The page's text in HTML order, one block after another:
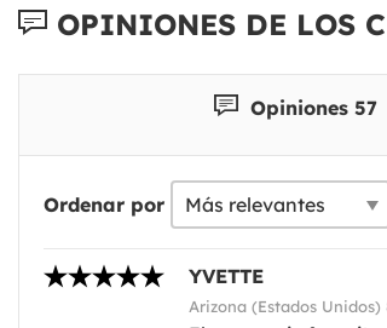
OPINIONES DE LOS
Opiniones 57
Ordenar por
YVETTE
Arizona (Estados